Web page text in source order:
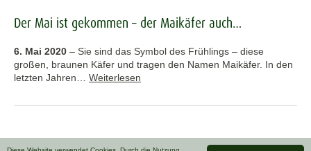
Der Mai ist gekommen – der Maikäfer auch…
6. Mai 2020 – Sie sind das Symbol des Frühlings – diese
großen, braunen Käfer und tragen den Namen Maikäfer. In den
letzten Jahren… Weiterlesen